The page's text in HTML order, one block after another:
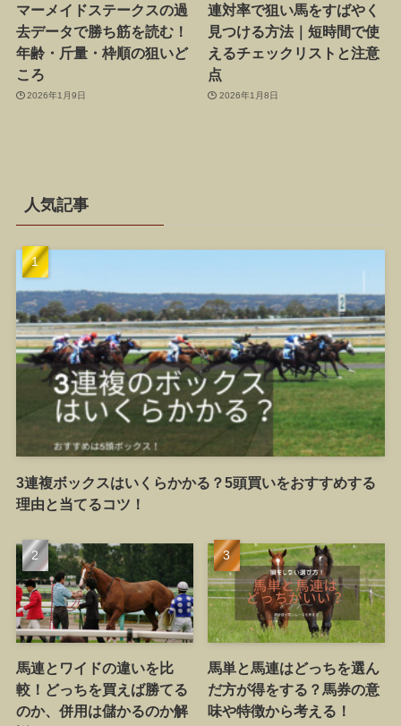
マーメイドステークスの過
去データで勝ち筋を読む！
年齢・斤量・枠順の狙いど
ころ
2026年1月9日
連対率で狙い馬をすばやく
見つける方法｜短時間で使
えるチェックリストと注意
点
2026年1月8日
人気記事
3連複ボックスはいくらかかる？5頭買いをおすすめする
理由と当てるコツ！
馬連とワイドの違いを比
較！どっちを買えば勝てる
のか、併用は儲かるのか解
馬単と馬連はどっちを選ん
だ方が得をする？馬券の意
味や特徴から考える！